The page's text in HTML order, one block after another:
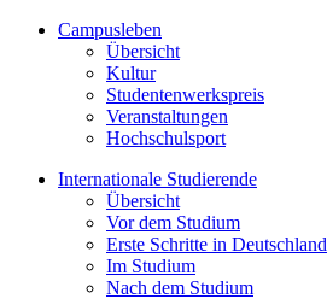
Campusleben
Übersicht
Kultur
Studentenwerkspreis
Veranstaltungen
Hochschulsport
Internationale Studierende
Übersicht
Vor dem Studium
Erste Schritte in Deutschland
Im Studium
Nach dem Studium